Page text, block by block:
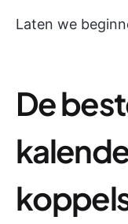
Laten we
De